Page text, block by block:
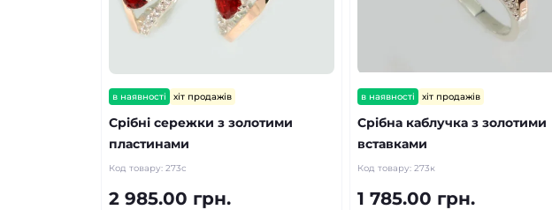
в наявності хіт продажів
Срібні сережки з золотими
пластинами
Код товару: 273с
2 985.00 грн.
в наявності хіт продажів
Срібна каблучка з золотими
вставками
Код товару: 273к
1 785.00 грн.